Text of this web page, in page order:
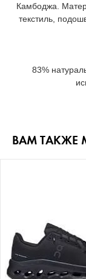
Камбоджа.
текстиль,
83%
ВАМ ТАКЖЕ